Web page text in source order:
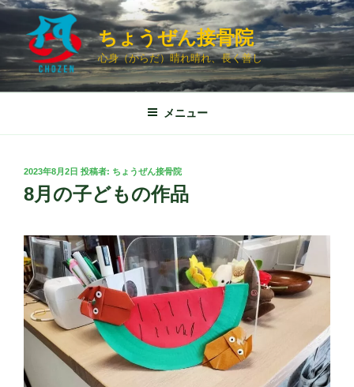
コ
ン
ツ
ちょうぜん接骨院
心身（からだ）晴れ晴れ、長く善し
メニュー
投
稿
日:
2023年8月2日 投稿者: ちょうぜん接骨院
8月の子どもの作品